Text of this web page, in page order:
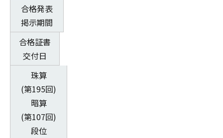
合格発表
掲示期間
合格証書
交付日
珠算
(第195回)
暗算
(第107回)
段位